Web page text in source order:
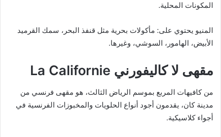
المكونات المحلية.
المنيو يحتوي على: مأكولات بحرية مثل قنفذ البحر، سمك القرميد
الأبيض، الهامور، السوشي، وغيرها.
مقهى لا كاليفورني La Californie
من كافيهات المربع بموسم الرياض الثالث، هو مقهى فرنسي من
مدينة كان، يقدمون أجود أنواع الحلويات والمخبوزات الفرنسية في
أجواء كلاسيكية.